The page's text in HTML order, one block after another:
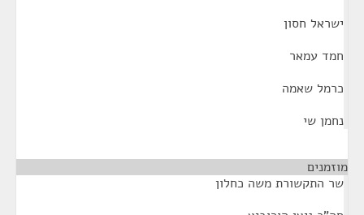
ישראל חסון
חמד עמאר
כרמל שאמה
נחמן שי
מוזמנים
שר התקשורת משה כחלון